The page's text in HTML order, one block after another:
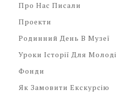
Про Нас Писали
Проекти
Родинний День В Музеї
Уроки Історії Для Молоді
Фонди
Як Замовити Екскурсію